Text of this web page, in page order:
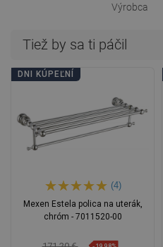
Výrobca
Tiež by sa ti páčil
DNI KÚPEĽNÍ
(4)
Mexen Estela polica na uterák,
chróm - 7011520-00